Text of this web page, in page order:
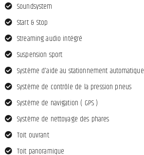
Soundsystem
Start & Stop
Streaming audio intégré
Suspension sport
Système d'aide au stationnement automatique
Système de contrôle de la pression pneus
Système de navigation ( GPS )
Système de nettoyage des phares
Toit ouvrant
Toit panoramique